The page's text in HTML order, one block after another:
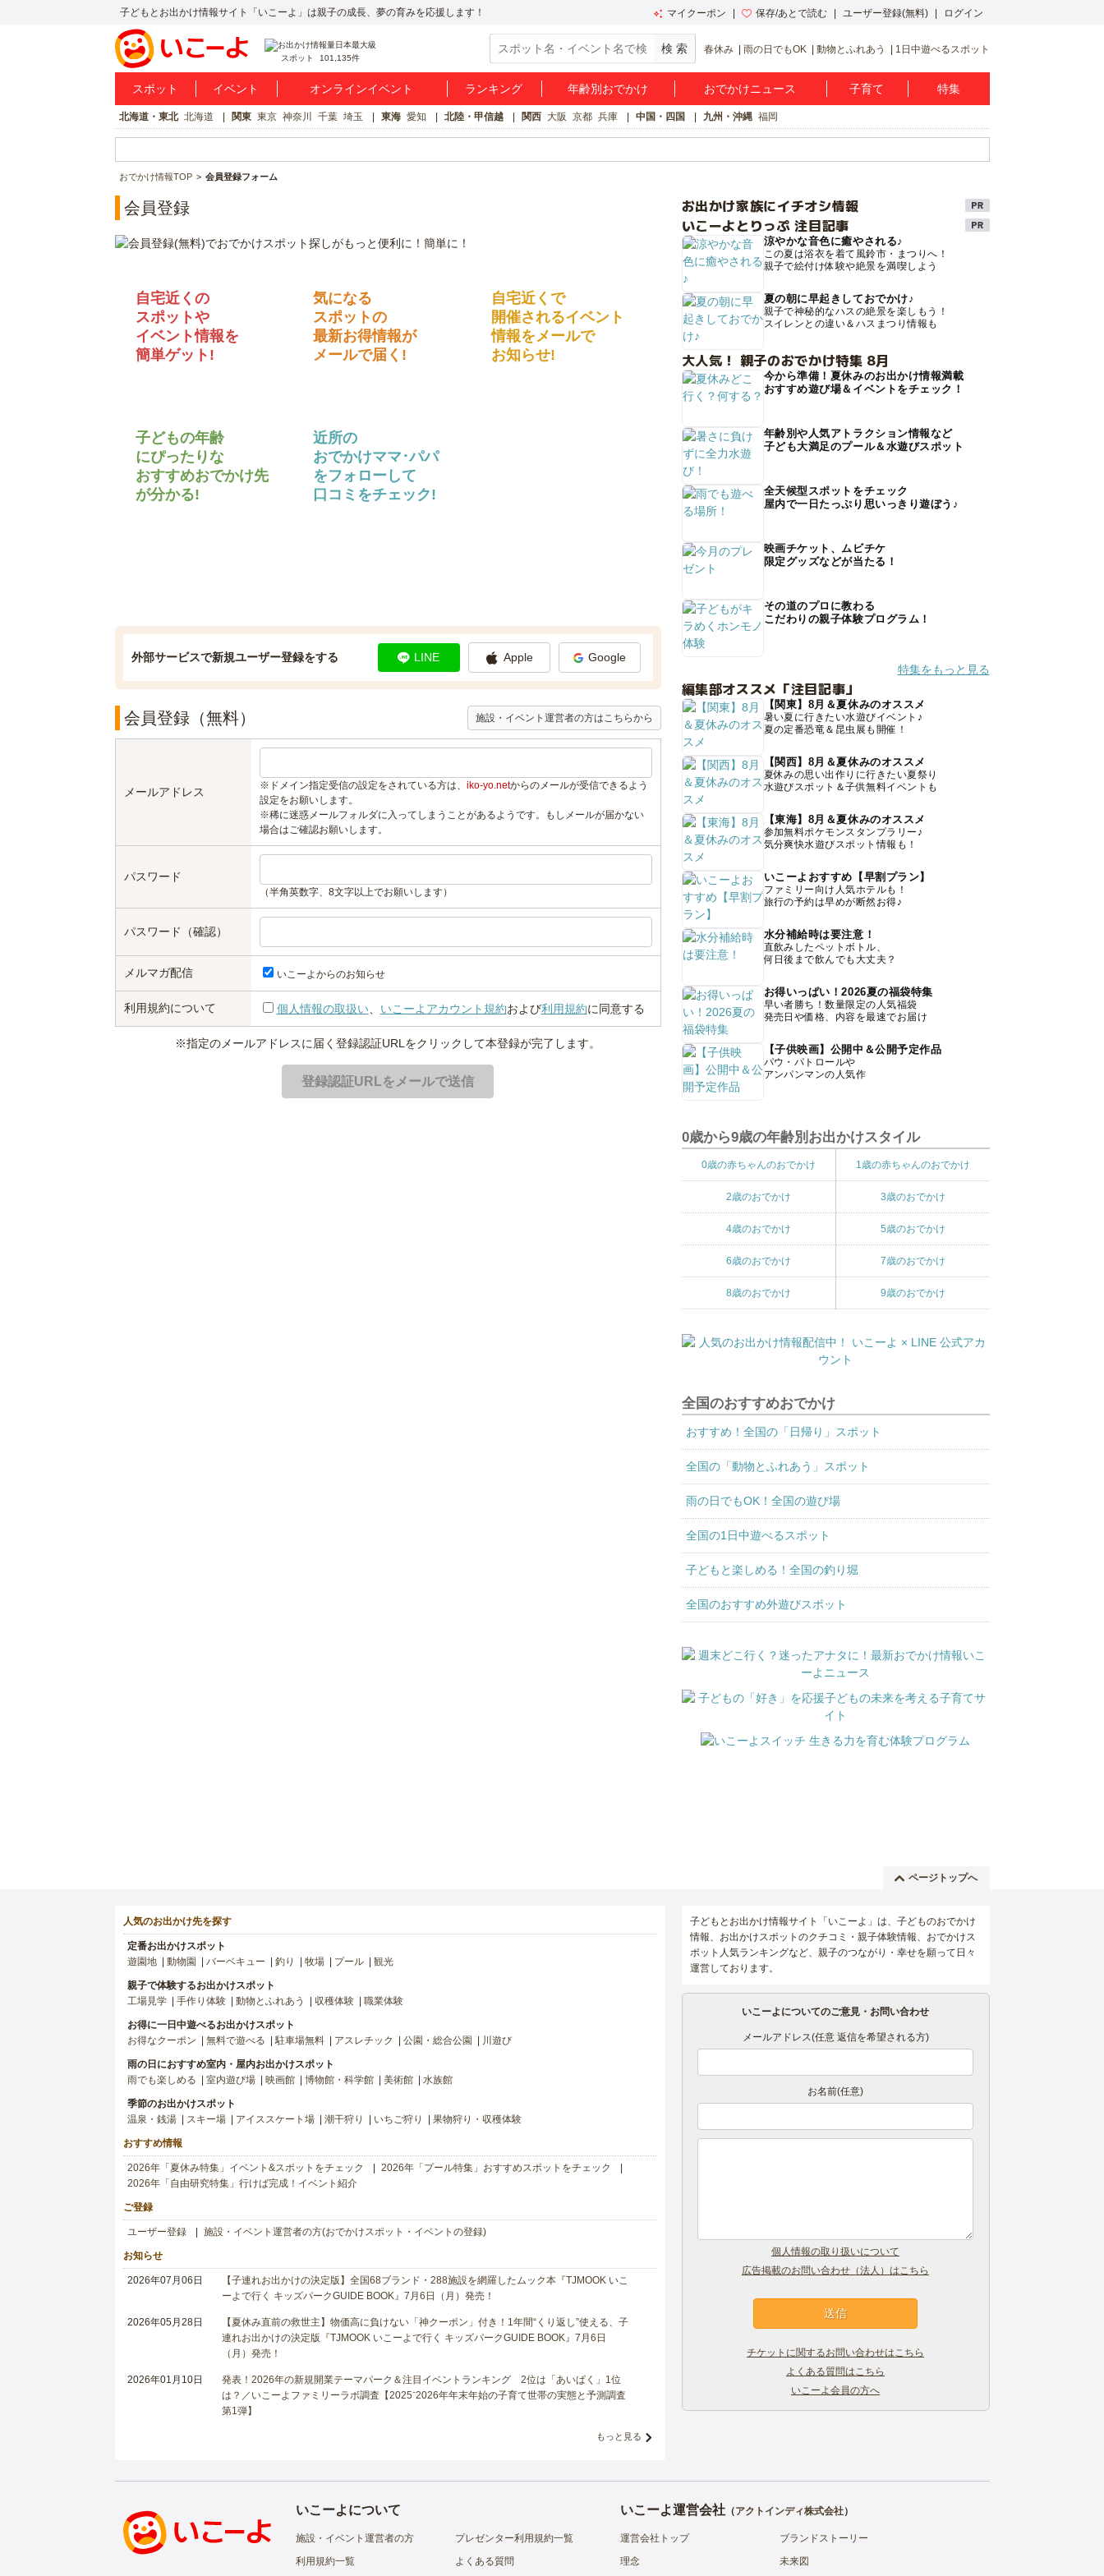
子どもとお出かけ情報サイト「いこーよ」は親子の成長、夢の育みを応援します！ マイクーポン 保存/あとで読む ユーザー登録(無料) ログイン
スポット 101,135件
春休み 雨の日でもOK 動物とふれあう 1日中遊べるスポット
スポット イベント オンラインイベント ランキング 年齢別おでかけ おでかけニュース 子育て 特集
北海道・東北 北海道 関東 東京 神奈川 千葉 埼玉 東海 愛知 北陸・甲信越 関西 大阪 京都 兵庫 中国・四国 九州・沖縄 福岡
おでかけ情報TOP 会員登録フォーム
会員登録
自宅近くの
スポットや
イベント情報を
簡単ゲット!
気になる
スポットの
最新お得情報が
メールで届く!
自宅近くで
開催されるイベント
情報をメールで
お知らせ!
子どもの年齢
にぴったりな
おすすめおでかけ先
が分かる!
近所の
おでかけママ･パパ
をフォローして
口コミをチェック!
外部サービスで新規ユーザー登録をする LINE Apple Google
会員登録（無料） 施設・イベント運営者の方はこちらから
メールアドレス ※ドメイン指定受信の設定をされている方は、 iko-yo.netからのメールが受信できるよう
設定をお願いします。
※稀に迷惑メールフォルダに入ってしまうことがあるようです。もしメールが届かない
場合はご確認お願いします。
パスワード
（半角英数字、8文字以上でお願いします）
パスワード（確認）
メルマガ配信 いこーよからのお知らせ
利用規約について 個人情報の取扱い、 いこーよアカウント規約および利用規約に同意する
※指定のメールアドレスに届く登録認証URLをクリックして本登録が完了します。
お出かけ家族にイチオシ情報
いこーよとりっぷ 注目記事
涼やかな音色に癒やされる♪
この夏は浴衣を着て風鈴市・まつりへ！
親子で絵付け体験や絶景を満喫しよう
夏の朝に早起きしておでかけ♪
親子で神秘的なハスの絶景を楽しもう！
スイレンとの違い＆ハスまつり情報も
大人気！ 親子のおでかけ特集 8月
今から準備！夏休みのお出かけ情報満載
おすすめ遊び場＆イベントをチェック！
年齢別や人気アトラクション情報など
子ども大満足のプール＆水遊びスポット
全天候型スポットをチェック
屋内で一日たっぷり思いっきり遊ぼう♪
映画チケット、ムビチケ
限定グッズなどが当たる！
その道のプロに教わる
こだわりの親子体験プログラム！
特集をもっと見る
編集部オススメ「注目記事」
【関東】8月＆夏休みのオススメ
暑い夏に行きたい水遊びイベント♪
夏の定番恐竜＆昆虫展も開催！
【関西】8月＆夏休みのオススメ
夏休みの思い出作りに行きたい夏祭り
水遊びスポット＆子供無料イベントも
【東海】8月＆夏休みのオススメ
参加無料ポケモンスタンプラリー♪
気分爽快水遊びスポット情報も！
いこーよおすすめ【早割プラン】
ファミリー向け人気ホテルも！
旅行の予約は早めが断然お得♪
水分補給時は要注意！
直飲みしたペットボトル、
何日後まで飲んでも大丈夫？
お得いっぱい！2026夏の福袋特集
早い者勝ち！数量限定の人気福袋
発売日や価格、内容を最速でお届け
【子供映画】公開中＆公開予定作品
パウ・パトロールや
アンパンマンの人気作
0歳から9歳の年齢別お出かけスタイル
0歳の赤ちゃんのおでかけ 1歳の赤ちゃんのおでかけ
2歳のおでかけ 3歳のおでかけ
4歳のおでかけ 5歳のおでかけ
6歳のおでかけ 7歳のおでかけ
8歳のおでかけ 9歳のおでかけ
全国のおすすめおでかけ
おすすめ！全国の「日帰り」スポット
全国の「動物とふれあう」スポット
雨の日でもOK！全国の遊び場
全国の1日中遊べるスポット
子どもと楽しめる！全国の釣り堀
全国のおすすめ外遊びスポット
ページトップへ
人気のお出かけ先を探す
定番お出かけスポット
遊園地
動物園 バーベキュー 釣り 牧場 プール 観光
親子で体験するお出かけスポット
工場見学
手作り体験 動物とふれあう 収穫体験 職業体験
お得に一日中遊べるお出かけスポット
お得なクーポン
無料で遊べる 駐車場無料 アスレチック 公園・総合公園 川遊び
雨の日におすすめ室内・屋内お出かけスポット
雨でも楽しめる
室内遊び場 映画館 博物館・科学館 美術館 水族館
季節のお出かけスポット
温泉・銭湯
スキー場 アイススケート場 潮干狩り いちご狩り 果物狩り・収穫体験
おすすめ情報
2026年「夏休み特集」イベント&スポットをチェック
2026年「プール特集」おすすめスポットをチェック
2026年「自由研究特集」行けば完成！イベント紹介
ご登録
ユーザー登録 施設・イベント運営者の方(おでかけスポット・イベントの登録)
お知らせ
2026年07月06日
【子連れお出かけの決定版】全国68ブランド・288施設を網羅したムック本『TJMOOK いこ
ーよで行く キッズパークGUIDE BOOK』7月6日（月）発売！
2026年05月28日
【夏休み直前の救世主】物価高に負けない「神クーポン」付き！1年間“くり返し”使える、子
連れお出かけの決定版『TJMOOK いこーよで行く キッズパークGUIDE BOOK』7月6日
（月）発売！
2026年01月10日
発表！2026年の新規開業テーマパーク＆注目イベントランキング 2位は「あいぱく」1位
は？／いこーよファミリーラボ調査【2025⁻2026年年末年始の子育て世帯の実態と予測調査
第1弾】
もっと見る
子どもとお出かけ情報サイト「いこーよ」は、子どものおでかけ
情報、お出かけスポットのクチコミ・親子体験情報、おでかけス
ポット人気ランキングなど、親子のつながり・幸せを願って日々
運営しております。
いこーよについてのご意見・お問い合わせ
メールアドレス(任意 返信を希望される方)
お名前(任意)
個人情報の取り扱いについて
広告掲載のお問い合わせ（法人）はこちら
チケットに関するお問い合わせはこちら
よくある質問はこちら
いこーよ会員の方へ
いこーよについて
施設・イベント運営者の方
プレゼンター利用規約一覧
利用規約一覧
よくある質問
いこーよ運営会社（アクトインディ株式会社）
運営会社トップ
ブランドストーリー
理念
未来図